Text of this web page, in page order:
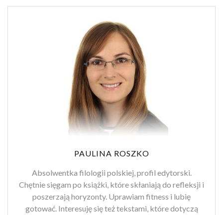
PAULINA ROSZKO
Absolwentka filologii polskiej, profil edytorski.
Chętnie sięgam po książki, które skłaniają do refleksji i
poszerzają horyzonty. Uprawiam fitness i lubię
gotować. Interesuję się też tekstami, które dotyczą